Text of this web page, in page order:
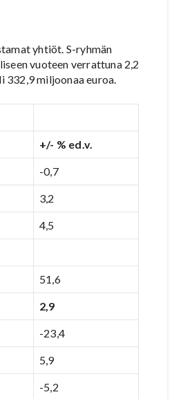
yhtiöt. S-ryhmän
vuoteen verrattuna 2,2
332,9 miljoonaa euroa.
+/- % ed.v.
-0,7
3,2
4,5
51,6
2,9
-23,4
5,9
-5,2